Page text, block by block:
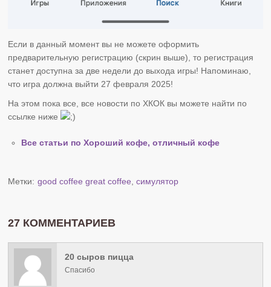
Если в данный момент вы не можете оформить
предварительную регистрацию (скрин выше), то регистрация
станет доступна за две недели до выхода игры! Напоминаю,
что игра должна выйти 27 февраля 2025!
На этом пока все, все новости по ХКОК вы можете найти по
ссылке ниже
Все статьи по Хороший кофе, отличный кофе
Метки: good coffee great coffee ,симулятор
27 КОММЕНТАРИЕВ
20 сыров пицца
Спасибо